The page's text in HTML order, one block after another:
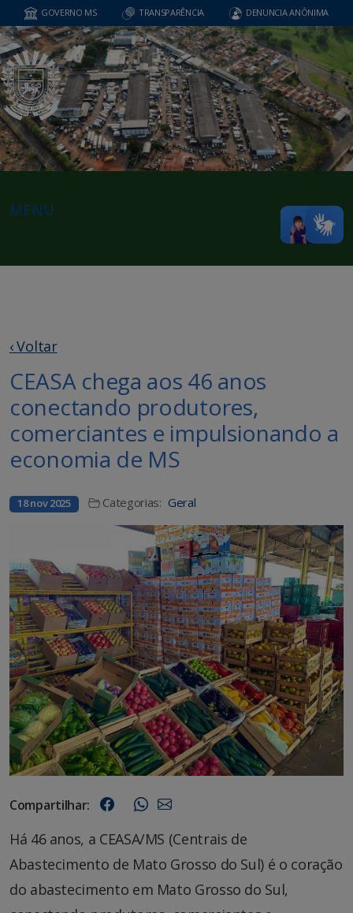
GOVERNO MS TRANSPARÊNCIA DENUNCIA ANÔNIMA
MENU
‹ Voltar
CEASA chega aos 46 anos
conectando produtores,
comerciantes e impulsionando a
economia de MS
18 nov 2025 Categorias: Geral
Compartilhar:
Há 46 anos, a CEASA/MS (Centrais de
Abastecimento de Mato Grosso do Sul) é o coração
do abastecimento em Mato Grosso do Sul,